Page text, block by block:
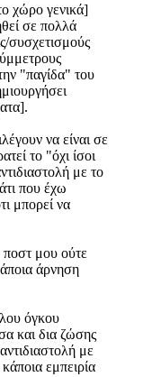
χώρο γενικά]
σε πολλά
συσχετισμούς
"παγίδα" του
να είναι σε
το "όχι ίσοι
με το
που έχω
μπορεί να
μου ούτε
άρνηση
όγκου
και δια ζώσης
με
εμπειρία